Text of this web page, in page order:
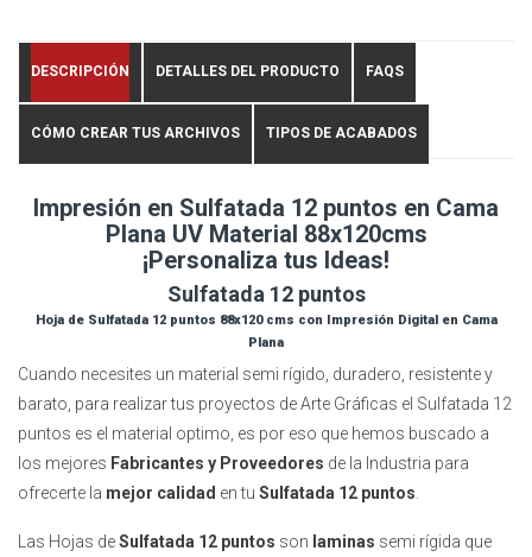
DESCRIPCIÓN DETALLES DEL PRODUCTO FAQS
CÓMO CREAR TUS ARCHIVOS TIPOS DE ACABADOS
Impresión en Sulfatada 12 puntos en Cama
Plana UV Material 88x120cms
¡Personaliza tus Ideas!
Sulfatada 12 puntos
Hoja de Sulfatada 12 puntos 88x120 cms con Impresión Digital en Cama
Plana
Cuando necesites un material semi rígido, duradero, resistente y
barato, para realizar tus proyectos de Arte Gráficas el Sulfatada 12
puntos es el material optimo, es por eso que hemos buscado a
los mejores Fabricantes y Proveedores de la Industria para
ofrecerte la mejor calidad en tu Sulfatada 12 puntos
Las Hojas deSulfatada 12 puntos son laminas semi rígida que